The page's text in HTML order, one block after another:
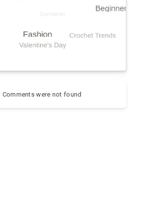
Comments were not found